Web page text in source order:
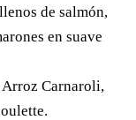
de salmón,
en suave
Arroz Carnaroli,